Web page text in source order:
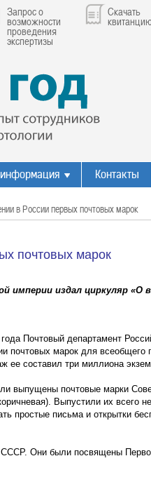
Запрос о
возможности
проведения
экспертизы
Скачать
Контакты
в России первых почтовых марок
почтовых марок
империи издал циркуляр «О
года Почтовый департамент
почтовых марок для всеобщего
ее составил три миллиона
выпущены почтовые марки
Выпустили их всего
простые письма и открытки
Они были посвящены